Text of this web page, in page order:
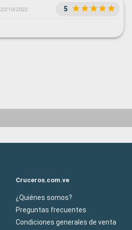
22/10/2022 5
Cruceros.com.ve
¿Quiénes somos?
Preguntas frecuentes
Condiciones generales de venta